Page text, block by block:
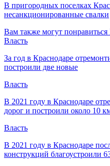
В пригородных поселках
несанкционированные свалки
Вам также могут понравиться
Власть
За год в Краснодаре
построили две новые
Власть
В 2021 году в Краснодаре
дорог и построили около 10
Власть
В 2021 году в Краснодаре
конструкций благоустроили